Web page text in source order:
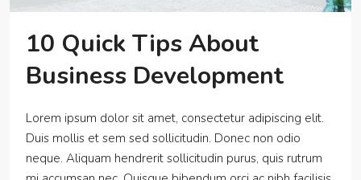
10 Quick Tips About
Business Development
Lorem ipsum dolor sit amet, consectetur adipiscing elit.
Duis mollis et sem sed sollicitudin. Donec non odio
neque. Aliquam hendrerit sollicitudin purus, quis rutrum